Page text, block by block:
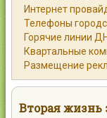
Объявления
Помощь
Контакты
Интернет
Телефоны
Горячие линии
Квартальные
Размещение
Вторая